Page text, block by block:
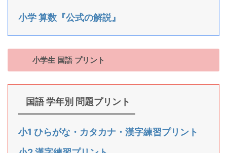
小学 算数『公式の解説』
小学生 国語 プリント
国語 学年別 問題プリント
小1 ひらがな・カタカナ・漢字練習プリント